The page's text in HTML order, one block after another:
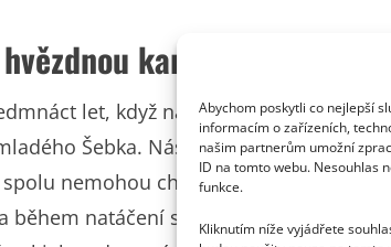
Abychom poskytli co nejlepší
informacím o zařízeních,
našim partnerům umožní
ID na tomto webu. Nesouhlas
funkce.
Kliknutím níže vyjádřete
kariéru
let, když na brněnské
Šebka. Následoval casting v
nemohou chodit, protože jsou teď
během natáčení se pak ocitl mezi